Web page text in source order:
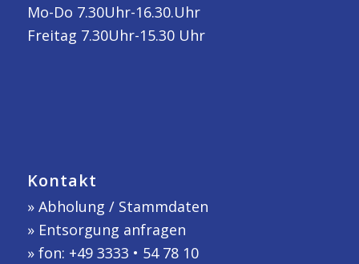
Mo-Do 7.30Uhr-16.30.Uhr
Freitag 7.30Uhr-15.30 Uhr
Kontakt
» Abholung / Stammdaten
» Entsorgung anfragen
» fon: +49 3333 • 54 78 10